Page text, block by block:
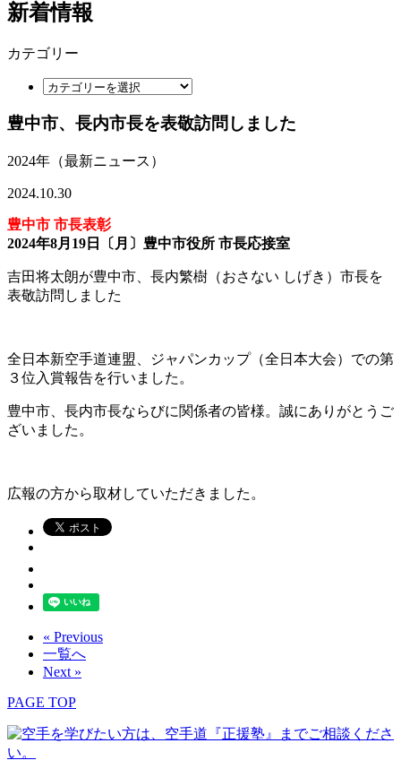
新着情報
カテゴリー
豊中市、長内市長を表敬訪問しました
2024年（最新ニュース）
2024.10.30
豊中市 市長表彰
2024年8月19日〔月〕豊中市役所 市長応接室
吉田将太朗が豊中市、長内繁樹（おさない しげき）市長を
表敬訪問しました
全日本新空手道連盟、ジャパンカップ（全日本大会）での第
３位入賞報告を行いました。
豊中市、長内市長ならびに関係者の皆様。誠にありがとうご
ざいました。
広報の方から取材していただきました。
« Previous
一覧へ
Next »
PAGE TOP